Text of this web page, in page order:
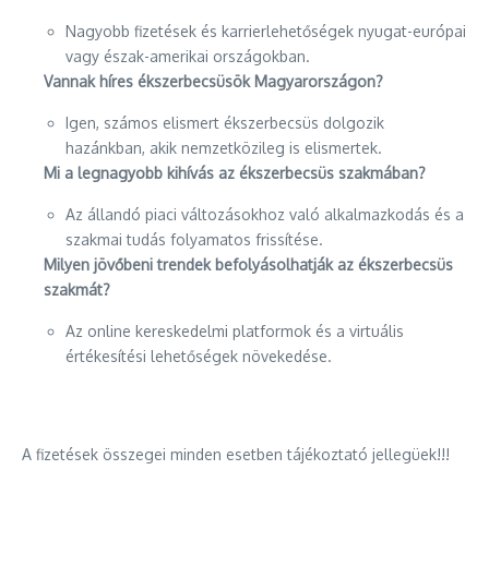
Nagyobb fizetések és karrierlehetőségek nyugat-európai
vagy észak-amerikai országokban.
Vannak híres ékszerbecsüsök Magyarországon?
Igen, számos elismert ékszerbecsüs dolgozik
hazánkban, akik nemzetközileg is elismertek.
Mi a legnagyobb kihívás az ékszerbecsüs szakmában?
Az állandó piaci változásokhoz való alkalmazkodás és a
szakmai tudás folyamatos frissítése.
Milyen jövőbeni trendek befolyásolhatják az ékszerbecsüs
szakmát?
Az online kereskedelmi platformok és a virtuális
értékesítési lehetőségek növekedése.
A fizetések összegei minden esetben tájékoztató jellegüek!!!